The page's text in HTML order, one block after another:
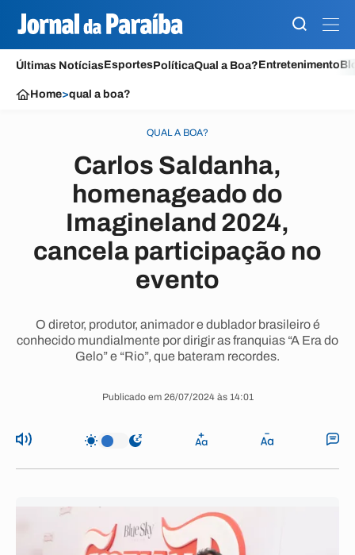
Últimas NotíciasEsportesPolíticaQual a Boa?Entretenimento
Home>qual a boa?
QUAL A BOA?
Carlos Saldanha,
homenageado do
Imagineland 2024,
cancela participação no
evento
O diretor, produtor, animador e dublador brasileiro é
conhecido mundialmente por dirigir as franquias “A Era do
Gelo” e “Rio”, que bateram recordes.
Publicado em 26/07/2024 às 14:01